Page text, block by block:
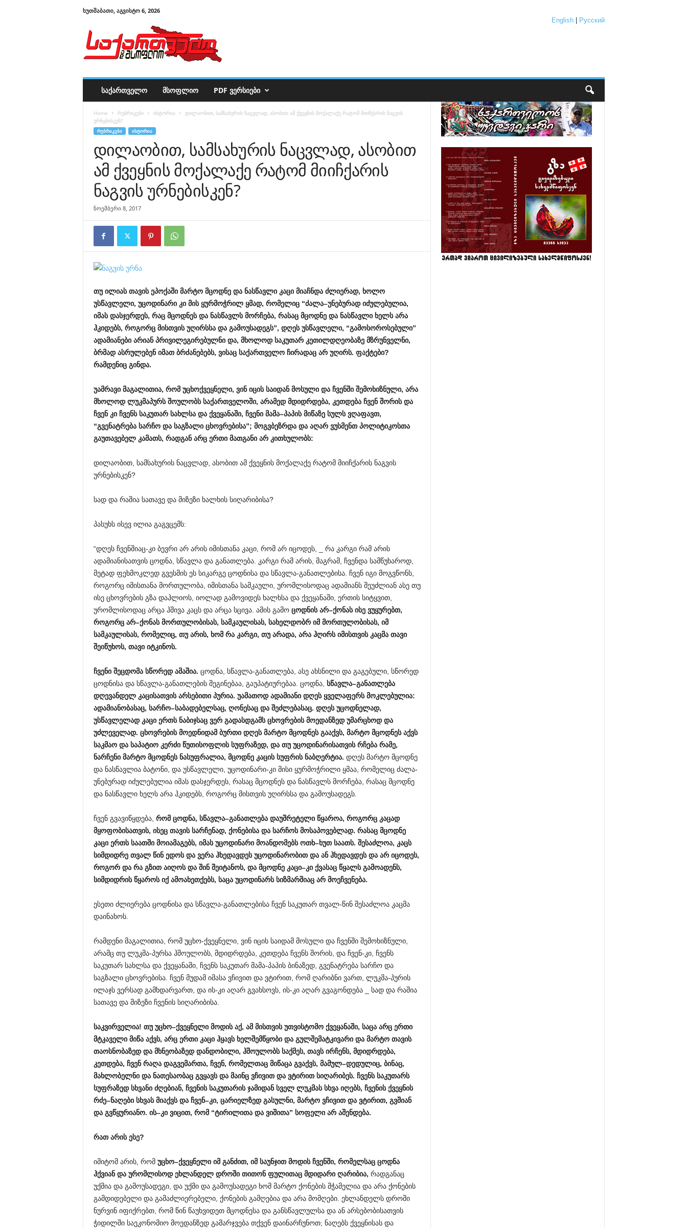
ᲮᲣᲗᲨᲐᲑᲐᲗᲘ, ᲐᲒᲕᲘᲡᲢᲝ 6, 2026
English| Русский
ᲡᲐᲥᲐᲠᲗᲕᲔᲚᲝ ᲛᲡᲝᲤᲚᲘᲝ PDF ᲕᲔᲠᲡᲘᲔᲑᲘ
Home რუბრიკები ისტორია
დილაობით, სამსახურის ნაცვლად, ასობით ამ ქვეყნის მოქალაქე რატომ მიიჩქარის ნაგვის
ურნებისკენ?
ᲠᲣᲑᲠᲘᲙᲔᲑᲘ ᲘᲡᲢᲝᲠᲘᲐ
დილაობით, სამსახურის ნაცვლად, ასობით
ამ ქვეყნის მოქალაქე რატომ მიიჩქარის
ნაგვის ურნებისკენ?
ნოემბერი 8, 2017
თუ ილიას თავის ეპოქაში მარტო მცოდნე და ნასწავლი კაცი მიაჩნდა ძლიერად, ხოლო
უსწავლელი, უცოდინარი კი მის ყურმოჭრილ ყმად, რომელიც“ძალა–უნებურად იძულებულია,
იმას დასჯერდეს, რაც მცოდნეს და ნასწავლს მორჩება, რასაც მცოდნე და ნასწავლი ხელს არა
ჰკიდებს, როგორც მისთვის უღირსსა და გამოუსადეგს”, დღეს უსწავლელი, “გამოსოროსებული”
ადამიანები არიან პრივილეგირებულნი და, მხოლოდ საკუთარ კეთილდღეობაზე მზრუნველნი,
ბრმად ასრულებენ იმათ ბრძანებებს, ვისაც საქართველო ჩირადაც არ უღირს. ფაქტები?
რამდენიც გინდა.
უამრავი მაგალითია, რომ უცხოქვეყნელი, ვინ იცის საიდან მოსული და ჩვენში შემოხიზნული, არა
მხოლოდ ლუკმაპურს შოულობს საქართველოში, არამედ მდიდრდება, კეთდება ჩვენ შორის და
ჩვენ კი ჩვენს საკუთარ სახლსა და ქვეყანაში, ჩვენი მამა–პაპის მიწაზე სულს ვღაფავთ,
“გვენატრება სარჩო და საგზალი ცხოვრებისა”; მოგვბეზრდა და აღარ ვუსმენთ პოლიტიკოსთა
გაუთავებელ კამათს, რადგან არც ერთი მათგანი არ კითხულობს:
დილაობით, სამსახურის ნაცვლად, ასობით ამ ქვეყნის მოქალაქე რატომ მიიჩქარის ნაგვის
ურნებისკენ?
სად და რაშია სათავე და მიზეზი ხალხის სიღარიბისა?
პასუხს ისევ ილია გაგვცემს:
“დღეს ჩვენშიაც-კი ბევრი არ არის იმისთანა კაცი, რომ არ იცოდეს, _ რა კარგი რამ არის
ადამიანისათვის ცოდნა, სწავლა და განათლება. კარგი რამ არის, მაგრამ, ჩვენდა სამწუხაროდ,
მეტად ფეხმოკლედ გვესმის ეს სიკარგე ცოდნისა და სწავლა-განათლებისა. ჩვენ იგი მოგვწონს,
როგორც იმისთანა მორთულობა, იმისთანა სამკაული, ურომლისოდაც ადამიანს შეუძლიან ასე თუ
ისე ცხოვრების გზა დაჰლიოს, იოლად გამოვიდეს ხალხსა და ქვეყანაში, ერთის სიტყვით,
ურომლისოდაც არცა ჰშივა კაცს და არცა სცივა. ამის გამო ცოდნის არ–ქონას ისე ვუყურებთ,
როგორც არ–ქონას მორთულობისას, სამკაულისას, სახელდობრ იმ მორთულობისას, იმ
სამკაულისას, რომელიც, თუ არის, ხომ რა კარგი, თუ არადა, არა ჰღირს იმისთვის კაცმა თავი
შეიწუხოს, თავი იტკინოს.
ჩვენი შეცდომა სწორედ ამაშია. ცოდნა, სწავლა-განათლება, ასე ახსნილი და გაგებული, სწორედ
ცოდნისა და სწავლა-განათლების შეგინებაა, გაუპატიურებაა. ცოდნა, სწავლა–განათლება
დღევანდელ კაცისათვის არსებითი პურია. უამათოდ ადამიანი დღეს ყველაფერს მოკლებულია:
ადამიანობასაც, სარჩო–საბადებელსაც, ღონესაც და შეძლებასაც. დღეს უცოდნელად,
უსწავლელად კაცი ერთს ნაბიჯსაც ვერ გადასდგამს ცხოვრების მოედანზედ უმარცხოდ და
უძლეველად. ცხოვრების მოედნიდამ ბურთი დღეს მარტო მცოდნეს გააქვს, მარტო მცოდნეს აქვს
საკმაო და საპატიო კერძი წუთისოფლის სუფრაზედ, და თუ უცოდინარისათვის რჩება რამე,
ნარჩენი მარტო მცოდნეს ნასუფრალია, მცოდნე კაცის სუფრის ნაბღერტია. დღეს მარტო მცოდნე
და ნასწავლია ბატონი, და უსწავლელი, უცოდინარი-კი მისი ყურმოჭრილი ყმაა, რომელიც ძალა-
უნებურად იძულებულია იმას დასჯერდეს, რასაც მცოდნეს და ნასწავლს მორჩება, რასაც მცოდნე
და ნასწავლი ხელს არა ჰკიდებს, როგორც მისთვის უღირსსა და გამოუსადეგს.
ჩვენ გვავიწყდება, რომ ცოდნა, სწავლა–განათლება დაუშრეტელი წყაროა, როგორც კაცად
მყოფობისათვის, ისეც თავის სარჩენად, ქონებისა და სარჩოს მოსაპოვებლად. რასაც მცოდნე
კაცი ერთს საათში მოიამაგებს, იმას უცოდინარი მოანდომებს ოთხ–ხუთ საათს. შესაძლოა, კაცს
სიმდიდრე თვალ წინ ედოს და ვერა ჰხედავდეს უცოდინარობით და ან ჰხედავდეს და არ იცოდეს,
როგორ და რა გზით აიღოს და შინ შეიტანოს, და მცოდნე კაცი–კი ქვასაც წყალს გამოადენს,
სიმდიდრის წყაროს იქ ამოახეთქებს, საცა უცოდინარს სიზმარშიაც არ მოეჩვენება.
ესეთი ძლიერება ცოდნისა და სწავლა-განათლებისა ჩვენ საკუთარ თვალ-წინ შესაძლოა კაცმა
დაინახოს.
რამდენი მაგალითია, რომ უცხო-ქვეყნელი, ვინ იცის საიდამ მოსული და ჩვენში შემოხიზნული,
არამც თუ ლუკმა-პურსა ჰშოულობს, მდიდრდება, კეთდება ჩვენს შორის, და ჩვენ-კი, ჩვენს
საკუთარ სახლსა და ქვეყანაში, ჩვენს საკუთარ მამა-პაპის ბინაზედ, გვენატრება სარჩო და
საგზალი ცხოვრებისა. ჩვენ მუდამ იმასა ვჩივით და ვტირით, რომ ღარიბნი ვართ, ლუკმა-პურის
ილაჯს ვერსად გამხდარვართ, და ის-კი აღარ გვახსოვს, ის-კი აღარ გვაგონდება _ სად და რაშია
სათავე და მიზეზი ჩვენის სიღარიბისა.
საკვირველია! თუ უცხო–ქვეყნელი მოდის აქ, ამ მისთვის უთვისტომო ქვეყანაში, საცა არც ერთი
მტკაველი მიწა აქვს, არც ერთი კაცი ჰყავს ხელშემწყობი და გულშემატკივარი და მარტო თავის
თაოსნობაზედ და მხნეობაზედ დანდობილი, ჰშოულობს საქმეს, თავს ირჩენს, მდიდრდება,
კეთდება, ჩვენ რაღა დაგვემართა, ჩვენ, რომელთაც მიწაცა გვაქვს, მამულ–დედულიც, ბინაც,
მახლობელნი და ნათესაობაც გვყავს და მაინც ვჩივით და ვტირით სიღარიბეს. ჩვენს საკუთარს
სუფრაზედ სხვანი ძღებიან, ჩვენის საკუთარის ჯამიდან სველ ლუკმას სხვა იღებს, ჩვენის ქვეყნის
რძე–ნაღები სხვას მიაქვს და ჩვენ–კი, ცარიელზედ გასულნი, მარტო ვჩივით და ვტირით, გვშიან
და გვწყურიანო. ის–კი ვიცით, რომ“ტირილითა და ვიშითა” სოფელი არ აშენდება.
რათ არის ესე?
იმიტომ არის, რომ უცხო–ქვეყნელი იმ განძით, იმ საუნჯით მოდის ჩვენში, რომელსაც ცოდნა
ჰქვიან და ურომლისოდ ეხლანდელ დროში თითონ ფულითაც მდიდარი ღარიბია, რადგანაც
უქმია და გამოუსადეგი, და უქმი და გამოუსადეგი ხომ მარტო ქონების მჭამელია და არა ქონების
გამდიდებელი და გამაძლიერებელი, ქონების გამღებია და არა მომღები. ეხლანდელს დროში
ნურვინ იფიქრებთ, რომ წინ წაუხვიდეთ მცოდნესა და განსწავლულსა და ან არსებობისათვის
ჭიდილში საეკონომიო მოედანზედ გამარჯვება თქვენ დაინარჩუნოთ; ნაღებს ქვეყნისას და